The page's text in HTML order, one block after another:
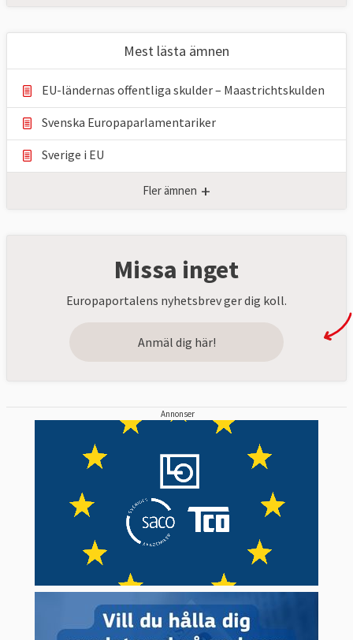
Mest lästa ämnen
EU-ländernas offentliga skulder – Maastrichtskulden
Svenska Europaparlamentariker
Sverige i EU
Fler ämnen +
Missa inget
Europaportalens nyhetsbrev ger dig koll.
Anmäl dig här!
Annonser